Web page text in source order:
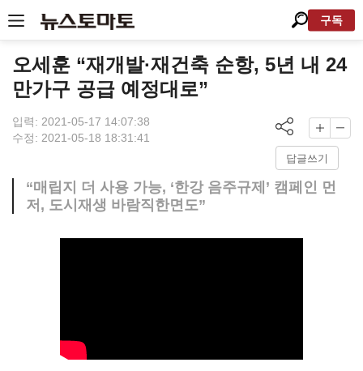
구독
오세훈 “재개발·재건축 순항, 5년 내 24
만가구 공급 예정대로”
입력: 2021-05-17 14:07:38
수정: 2021-05-18 18:31:41
답글쓰기
“매립지 더 사용 가능, ‘한강 음주규제’ 캠페인 먼
저, 도시재생 바람직한면도”